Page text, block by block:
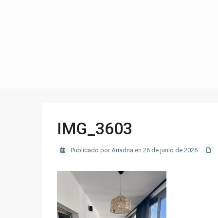
IMG_3603
Publicado por Ariadna en 26 de junio de 2026